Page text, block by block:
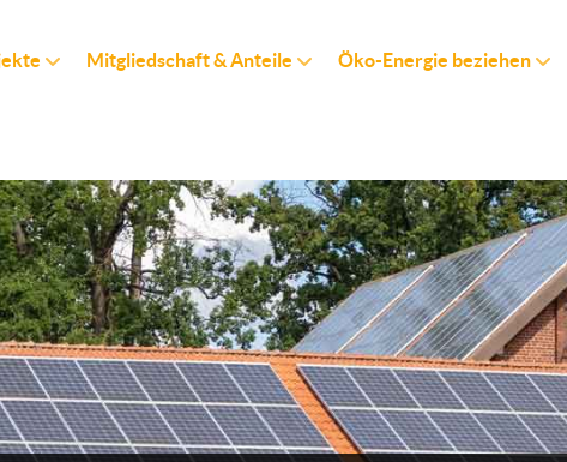
Mitgliedschaft & Anteile Öko-Energie beziehen